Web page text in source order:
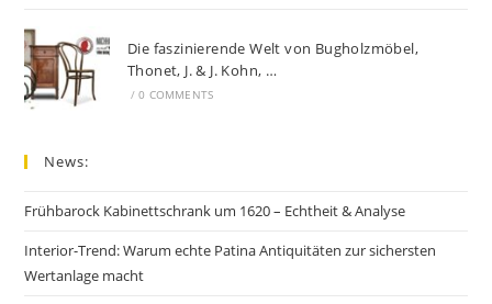
Die faszinierende Welt von Bugholzmöbel,
Thonet, J. & J. Kohn, …
/ 0 COMMENTS
News:
Frühbarock Kabinettschrank um 1620 – Echtheit & Analyse
Interior-Trend: Warum echte Patina Antiquitäten zur sichersten
Wertanlage macht